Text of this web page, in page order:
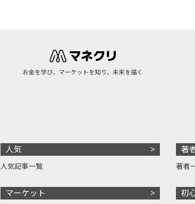
お金を学び、マーケットを知り、未来を描く
人気
人気記事一覧
マーケット
著
著者
初